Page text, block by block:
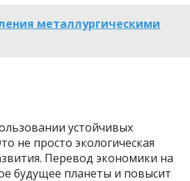
металлургическими
устойчивых
не просто экологическая
Перевод экономики на
будущее планеты и повысит